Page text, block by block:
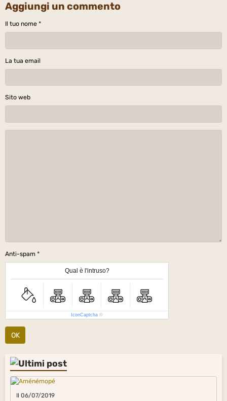
Aggiungi un commento
Il tuo nome
La tua email
Sito web
Anti-spam
Qual è l'intruso?
IconCaptcha ©
OK
Il 06/07/2019